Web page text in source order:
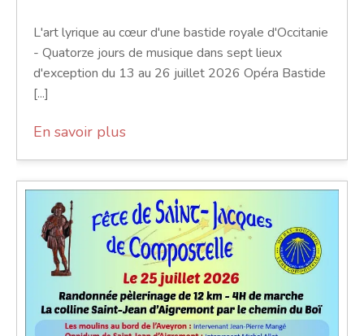
L'art lyrique au cœur d'une bastide royale d'Occitanie
- Quatorze jours de musique dans sept lieux
d'exception du 13 au 26 juillet 2026 Opéra Bastide
[...]
En savoir plus